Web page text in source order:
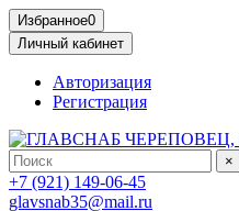
Избранное0
Личный кабинет
Авторизация
Регистрация
×
+7 (921) 149-06-45
glavsnab35@mail.ru